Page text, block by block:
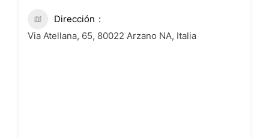
Dirección
Via Atellana, 65, 80022 Arzano NA, Italia